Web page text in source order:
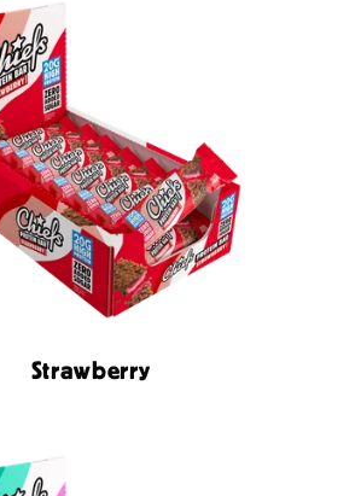
Strawberry